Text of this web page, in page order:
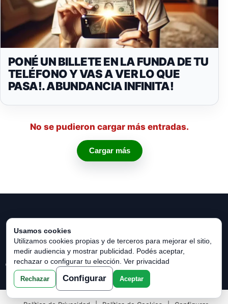
PONÉ UN BILLETE EN LA FUNDA DE TU
TELÉFONO Y VAS A VER LO QUE
PASA!. ABUNDANCIA INFINITA!
No se pudieron cargar más entradas.
Cargar más
© 2026 Horóscopo Verde. Todos los derechos reservados.
Usamos cookies
Utilizamos cookies propias y de terceros para mejorar el sitio,
medir audiencia y mostrar publicidad. Podés aceptar,
rechazar o configurar tu elección. Ver privacidad
Rechazar Configurar Aceptar